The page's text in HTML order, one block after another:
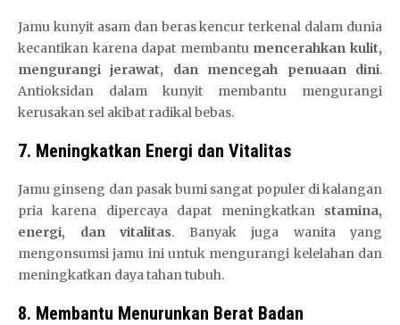
Jamu kunyit asam dan beras kencur terkenal dalam dunia
kecantikan karena dapat membantu mencerahkan kulit,
mengurangi jerawat, dan mencegah penuaan dini.
Antioksidan dalam kunyit membantu mengurangi
kerusakan sel akibat radikal bebas.
7. Meningkatkan Energi dan Vitalitas
Jamu ginseng dan pasak bumi sangat populer di kalangan
pria karena dipercaya dapat meningkatkan stamina,
energi, dan vitalitas. Banyak juga wanita yang
mengonsumsi jamu ini untuk mengurangi kelelahan dan
meningkatkan daya tahan tubuh.
8. Membantu Menurunkan Berat Badan